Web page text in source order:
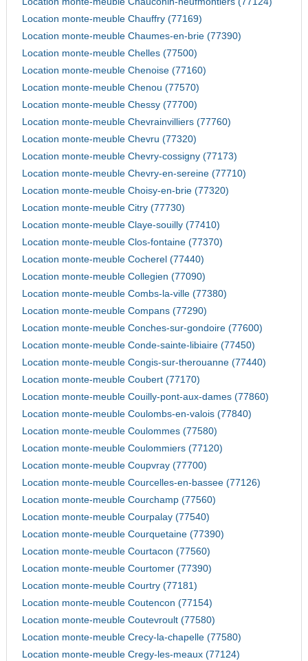
Location monte-meuble Chauffry (77169)
Location monte-meuble Chaumes-en-brie (77390)
Location monte-meuble Chelles (77500)
Location monte-meuble Chenoise (77160)
Location monte-meuble Chenou (77570)
Location monte-meuble Chessy (77700)
Location monte-meuble Chevrainvilliers (77760)
Location monte-meuble Chevru (77320)
Location monte-meuble Chevry-cossigny (77173)
Location monte-meuble Chevry-en-sereine (77710)
Location monte-meuble Choisy-en-brie (77320)
Location monte-meuble Citry (77730)
Location monte-meuble Claye-souilly (77410)
Location monte-meuble Clos-fontaine (77370)
Location monte-meuble Cocherel (77440)
Location monte-meuble Collegien (77090)
Location monte-meuble Combs-la-ville (77380)
Location monte-meuble Compans (77290)
Location monte-meuble Conches-sur-gondoire (77600)
Location monte-meuble Conde-sainte-libiaire (77450)
Location monte-meuble Congis-sur-therouanne (77440)
Location monte-meuble Coubert (77170)
Location monte-meuble Couilly-pont-aux-dames (77860)
Location monte-meuble Coulombs-en-valois (77840)
Location monte-meuble Coulommes (77580)
Location monte-meuble Coulommiers (77120)
Location monte-meuble Coupvray (77700)
Location monte-meuble Courcelles-en-bassee (77126)
Location monte-meuble Courchamp (77560)
Location monte-meuble Courpalay (77540)
Location monte-meuble Courquetaine (77390)
Location monte-meuble Courtacon (77560)
Location monte-meuble Courtomer (77390)
Location monte-meuble Courtry (77181)
Location monte-meuble Coutencon (77154)
Location monte-meuble Coutevroult (77580)
Location monte-meuble Crecy-la-chapelle (77580)
Location monte-meuble Cregy-les-meaux (77124)